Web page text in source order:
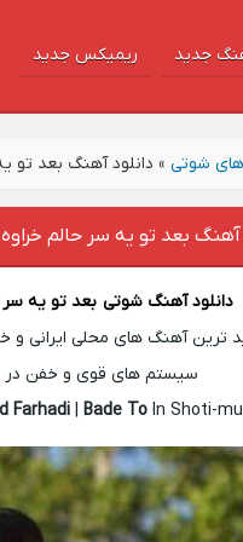
جدید ریمیکس جدید
شوتی » دانلود آهنگ بعد تو
آهنگ بعد تو یه سر حالم
دانلود آهنگ شوتی بعد تو یه سر
ترین آهنگ های محلی ایرانی و
سیستم های قوی و خفن
Farhadi |Bade To In Shoti-